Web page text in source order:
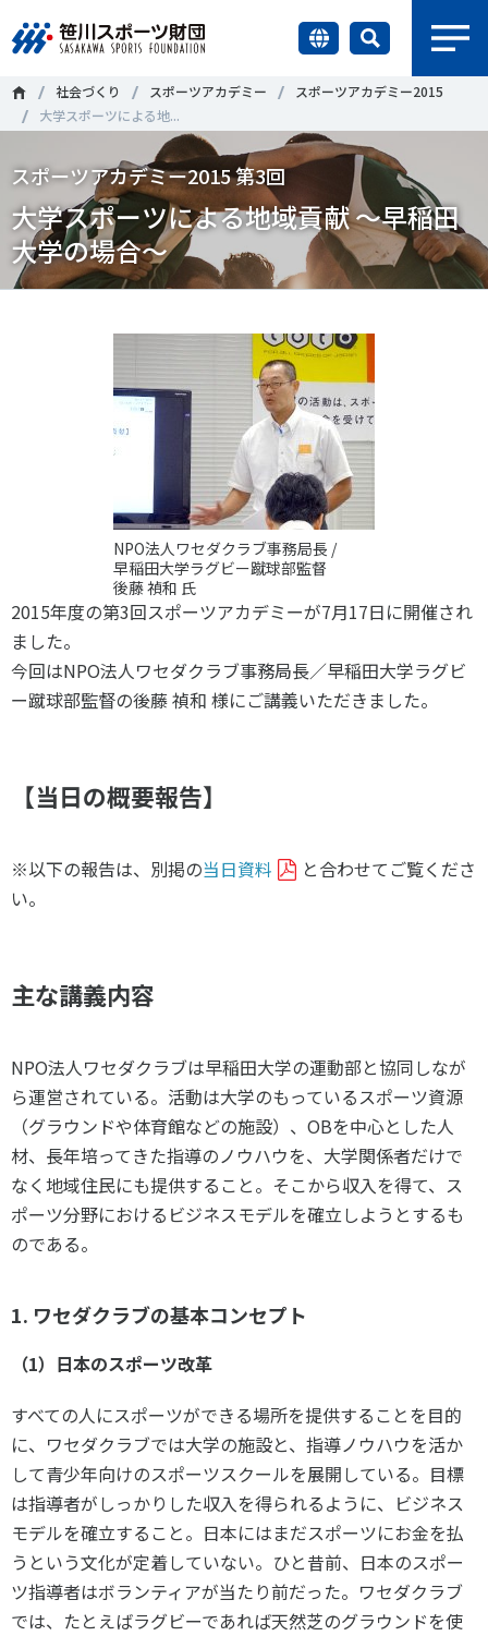
財団情報
研究員紹介
調査・研究
社会づくり
国際情報
知る学ぶ
ニュース
お問い合わせ・お申し込み
＃誰が子どものスポーツをささえるのか ＃部活動
＃アクティブなまちづくり ＃日本人の身体活動と健康寿命
＃障害者スポーツ ＃スポーツ基本計画 ＃競技人口
＃高齢者スポーツ ＃差別とダイバーシティ
調査・研究
スポーツライフ・データ
スポーツ白書
子どものスポーツ
障害者スポーツ
スポーツによるまちづくり
スポーツ・ガバナンス
健康とスポーツ
社会づくり
各教育機関との連携
【動画】スポーツでアクティブなまちづくり
知る学ぶ
SPORT POLICY INCUBATOR ―スポーツ政策の『卵』 ―
Sport Topics
スポーツ辞典
社会づくり スポーツアカデミー
スポーツアカデミー2015
大学スポーツによる地...
スポーツアカデミー2015 第3回
大学スポーツによる地域貢献 ～早稲田
大学の場合～
NPO法人ワセダクラブ事務局長 /
早稲田大学ラグビー蹴球部監督
後藤 禎和 氏
2015年度の第3回スポーツアカデミーが7月17日に開催され
ました。
今回はNPO法人ワセダクラブ事務局長／早稲田大学ラグビ
ー蹴球部監督の後藤 禎和 様にご講義いただきました。
【当日の概要報告】
※以下の報告は、別掲の当日資料
と合わせてご覧くださ
い。
主な講義内容
NPO法人ワセダクラブは早稲田大学の運動部と協同しなが
ら運営されている。活動は大学のもっているスポーツ資源
（グラウンドや体育館などの施設）、OBを中心とした人
材、長年培ってきた指導のノウハウを、大学関係者だけで
なく地域住民にも提供すること。そこから収入を得て、ス
ポーツ分野におけるビジネスモデルを確立しようとするも
のである。
1. ワセダクラブの基本コンセプト
（1）日本のスポーツ改革
すべての人にスポーツができる場所を提供することを目的
に、ワセダクラブでは大学の施設と、指導ノウハウを活か
して青少年向けのスポーツスクールを展開している。目標
は指導者がしっかりした収入を得られるように、ビジネス
モデルを確立すること。日本にはまだスポーツにお金を払
うという文化が定着していない。ひと昔前、日本のスポー
ツ指導者はボランティアが当たり前だった。ワセダクラブ
では、たとえばラグビーであれば天然芝のグラウンドを使